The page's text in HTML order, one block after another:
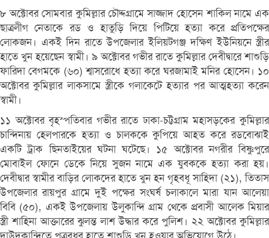
৮ অক্টোবর সোমবার কুমিল্লার চৌদ্দগ্রামে সাজ্জাদ হোসেন শাকিল নামে এক
ছাত্রলীগ নেতাকে রড ও হাতুড়ি দিয়ে পিটিয়ে হত্যা করে প্রতিপক্ষের
লোকজন। একই দিন রাতে উপজেলার ইলিয়টগঞ্জ দক্ষিণ ইউনিয়নে স্ত্রীর
হাতে খুন হয়েছেন স্বামী। ৯ অক্টোবর গভীর রাতে কুমিল্লার দেবীদ্বারে শাশুড়ি
ফারিদা বেগমকে (৬০) শ্বাসরোধে হত্যা করে ঘরজামাই মনির হোসেন। ১০
অক্টোবর কুমিল্লার লাকসামে স্ত্রীকে গলাকেটে হত্যার পর আত্মহত্যা করেন
স্বামী।
১১ অক্টোবর বৃহস্পতিবার গভীর রাতে ঢাকা-চট্টগ্রাম মহাসড়কের কুমিল্লার
চান্দিনায় হেলপারকে হত্যা ও চালককে কুপিয়ে আহত করে রডবোঝাই
একটি ট্রাক ছিনতাইয়ের ঘটনা ঘটেছে। ১৫ অক্টোবর নগরীর বিষ্ণুপুরে
মোবাইল ফোনে ডেকে নিয়ে সুজন নামে এক যুবককে হত্যা করা হয়।
দেবীদ্বার স্বামীর বাড়ির লোকদের হাতে খুন হন গৃহবধূ সাহিদা (২১), তিতাস
উপজেলার রায়পুর গ্রামে দুই পক্ষের সংঘর্ষ চলাকালে মারা যান আলেয়া
বিবি (৫০), একই উপজেলায় উলুকান্দি গ্রাম থেকে প্রবাসী আলেক মিয়ার
স্ত্রী শাহিনা আক্তারের ঝুলন্ত লাশ উদ্ধার করে পুলিশ। ২২ অক্টোবর কুমিল্লার